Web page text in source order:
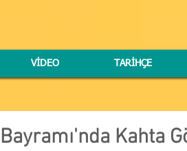
VİDEO TARİHÇE
Kahta